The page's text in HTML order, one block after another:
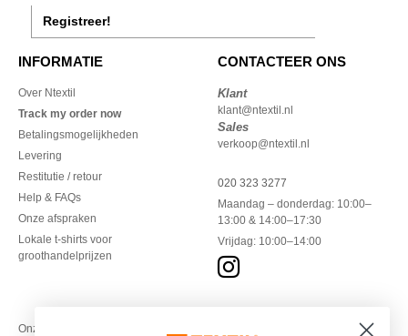
Registreer!
INFORMATIE
Over Ntextil
Track my order now
Betalingsmogelijkheden
Levering
Restitutie / retour
Help & FAQs
Onze afspraken
Lokale t-shirts voor
groothandelprijzen
CONTACTEER ONS
Klant
klant@ntextil.nl
Sales
verkoop@ntextil.nl
020 323 3277
Maandag – donderdag: 10:00–
13:00 & 14:00–17:30
Vrijdag: 10:00–14:00
Onze financiële partners